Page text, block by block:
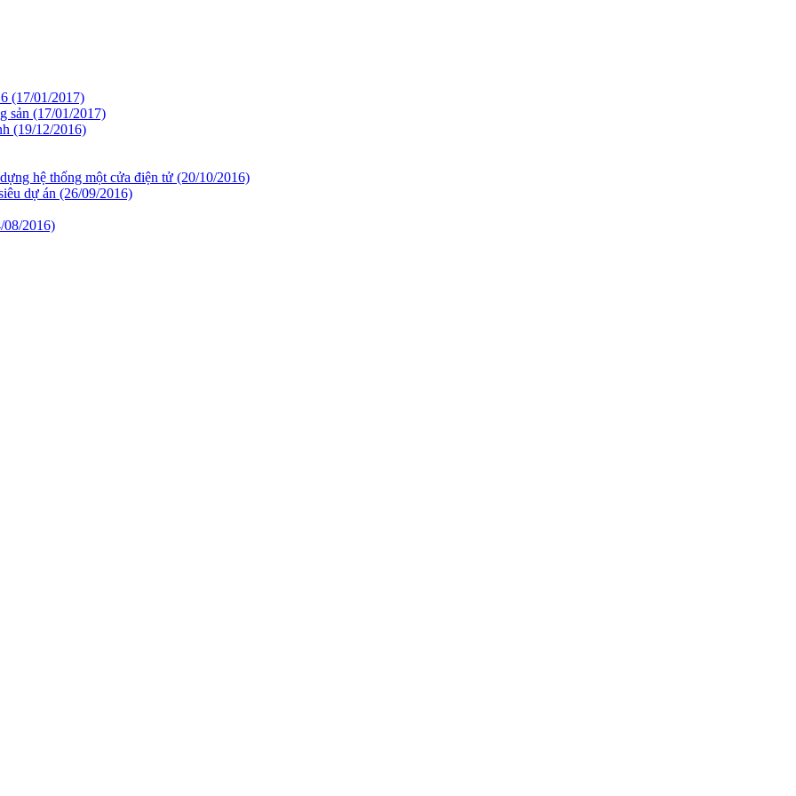
(17/01/2017)
sản (17/01/2017)
(19/12/2016)
hệ thống một cửa điện tử (20/10/2016)
dự án (26/09/2016)
08/2016)